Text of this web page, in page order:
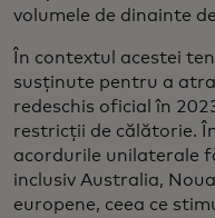
volumele de dinainte
În contextul acestei
susținute pentru a
redeschis oficial în
restricții de călătorie.
acordurile unilaterale
inclusiv Australia,
europene, ceea ce